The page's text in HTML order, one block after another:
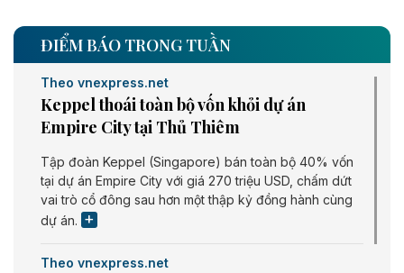
ĐIỂM BÁO TRONG TUẦN
Theo vnexpress.net
Keppel thoái toàn bộ vốn khỏi dự án
Empire City tại Thủ Thiêm
Tập đoàn Keppel (Singapore) bán toàn bộ 40% vốn
tại dự án Empire City với giá 270 triệu USD, chấm dứt
vai trò cổ đông sau hơn một thập kỷ đồng hành cùng
dự án.
Theo vnexpress.net